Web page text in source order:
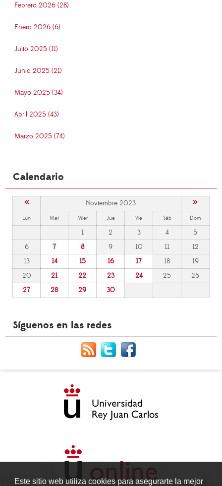
Este sitio web utiliza cookies para asegurarte la mejor
Febrero 2026 (28)
Enero 2026 (6)
Julio 2025 (11)
Junio 2025 (21)
Mayo 2025 (34)
Abril 2025 (43)
Marzo 2025 (74)
Calendario
« Noviembre 2023 »
Lun Mar Mier Jue Vie Sáb Dom
1 2 3 4
5
6
7 8 9 10 11
12
13
14 15 16 17 18
19
20
21 22 23 24 25
26
27
28 29 30
Síguenos en las redes